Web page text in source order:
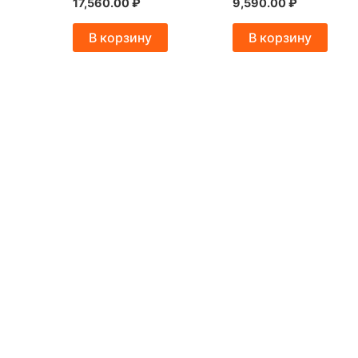
17,560.00₽
В корзину
9,590.00₽
В корзину